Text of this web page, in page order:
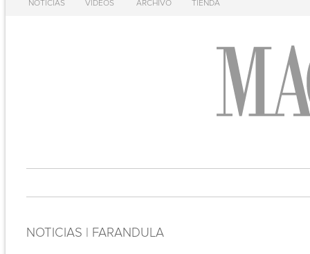
NOTICIAS VIDEOS ARCHIVO TIENDA
NOTICIAS | FARANDULA